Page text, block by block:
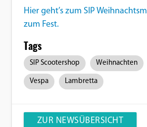
Hier geht’s zum SIP
zum Fest.
Tags
SIP Scootershop Weihnachten
Vespa Lambretta
ZUR NEWSÜBERSICHT
von Videoplattformen und
Plattformen anzeigen zu
gesetzt.